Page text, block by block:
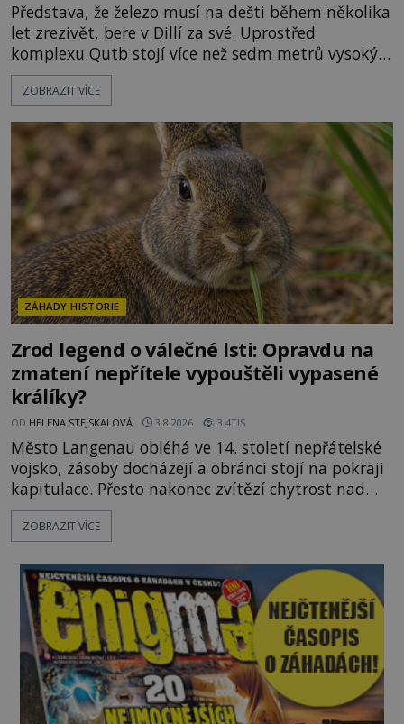
Představa, že železo musí na dešti během několika
let zrezivět, bere v Dillí za své. Uprostřed
komplexu Qutb stojí více než sedm metrů vysoký
železný sloup, který už přibližně 1 600 let odolává
počasí s jen nepatrnými stopami koroze. Jeho
ztracených technologiích či tajemných
materiálech. Moderní metalurgie však ukazuje, že
skutečné vysvětlení je ješt
ZOBRAZIT VÍCE
ZÁHADY HISTORIE
Zrod legend o válečné lsti: Opravdu na
zmatení nepřítele vypouštěli vypasené
králíky?
OD HELENA STEJSKALOVÁ 3.8.2026 3.4TIS
Město Langenau obléhá ve 14. století nepřátelské
vojsko, zásoby docházejí a obránci stojí na pokraji
kapitulace. Přesto nakonec zvítězí chytrost nad
hrubou silou. Podle staré německé legendy vypustí
obyvatelé za hradby dobře živeného králíka, aby
dost. Čas pracuje pro obléhatele. Ve městě ubývají
zásoby a každý den znamená další porci strádá
ZOBRAZIT VÍCE